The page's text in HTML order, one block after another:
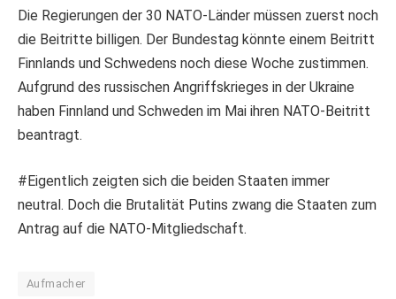
Die Regierungen der 30 NATO-Länder müssen zuerst noch
die Beitritte billigen. Der Bundestag könnte einem Beitritt
Finnlands und Schwedens noch diese Woche zustimmen.
Aufgrund des russischen Angriffskrieges in der Ukraine
haben Finnland und Schweden im Mai ihren NATO-Beitritt
beantragt.
#Eigentlich zeigten sich die beiden Staaten immer
neutral. Doch die Brutalität Putins zwang die Staaten zum
Antrag auf die NATO-Mitgliedschaft.
Aufmacher